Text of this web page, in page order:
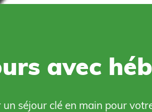
avec
séjour clé en main pour